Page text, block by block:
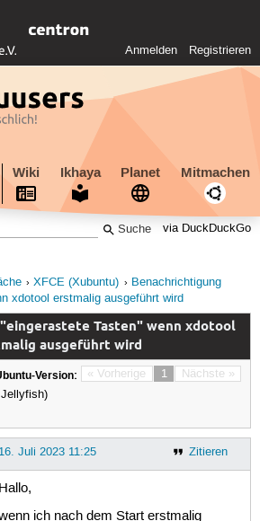
Anmelden Registrieren
Wiki Ikhaya Planet Mitmachen
via DuckDuckGo
XFCE (Xubuntu)
Benachrichtigung
xdotool erstmalig ausgeführt wird
Tasten" wenn xdotool
ausgeführt wird
« Vorherige 1 Nächste »
Version:
Zitieren
16. Juli 2023 11:25
Hallo,
ich nach dem Start erstmalig